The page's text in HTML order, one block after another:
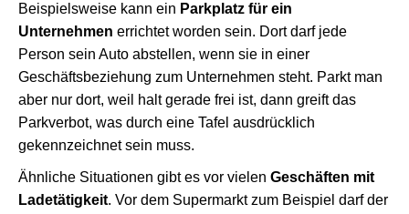
Beispielsweise kann ein Parkplatz für ein
Unternehmen errichtet worden sein. Dort darf jede
Person sein Auto abstellen, wenn sie in einer
Geschäftsbeziehung zum Unternehmen steht. Parkt man
aber nur dort, weil halt gerade frei ist, dann greift das
Parkverbot, was durch eine Tafel ausdrücklich
gekennzeichnet sein muss.
Ähnliche Situationen gibt es vor vielen Geschäften mit
Ladetätigkeit. Vor dem Supermarkt zum Beispiel darf der